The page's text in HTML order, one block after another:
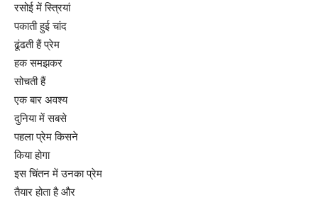
रसोई में स्त्रियां
पकाती हुई चांद
ढूंढती हैं प्रेम
हक समझकर
सोचती हैं
एक बार अवश्य
दुनिया में सबसे
पहला प्रेम किसने
किया होगा
इस चिंतन में उनका प्रेम
तैयार होता है और